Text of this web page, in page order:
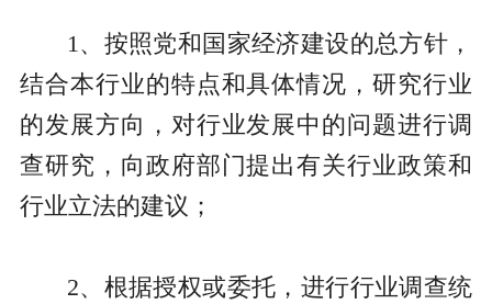
1、按照党和国家经济建设的总方针，
结合本行业的特点和具体情况，研究行业
的发展方向，对行业发展中的问题进行调
查研究，向政府部门提出有关行业政策和
行业立法的建议；
2、根据授权或委托，进行行业调查统